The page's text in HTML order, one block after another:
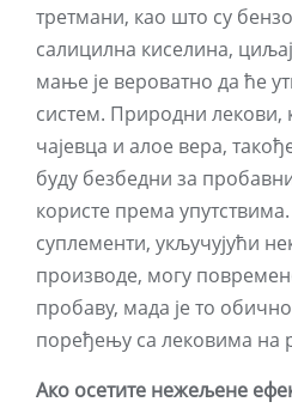
третмани, као што су
салицилна киселина,
мање је вероватно да ће
систем. Природни лекови,
чајевца и алое вера,
буду безбедни за
користе према
суплементи, укључујући
производе, могу
пробаву, мада је то
поређењу са лековима на
Ако осетите нежељене